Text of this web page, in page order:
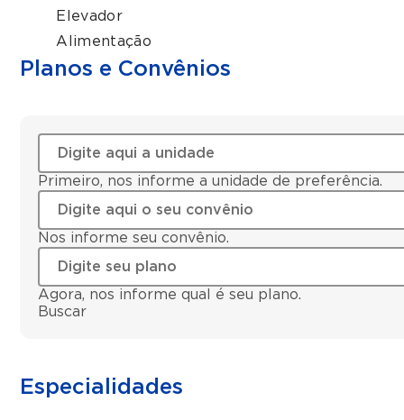
Elevador
Alimentação
Planos e Convênios
Primeiro, nos informe a unidade de preferência.
Nos informe seu convênio.
Agora, nos informe qual é seu plano.
Buscar
Especialidades